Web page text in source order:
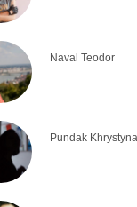
Naval Teodor
Pundak Khrystyna